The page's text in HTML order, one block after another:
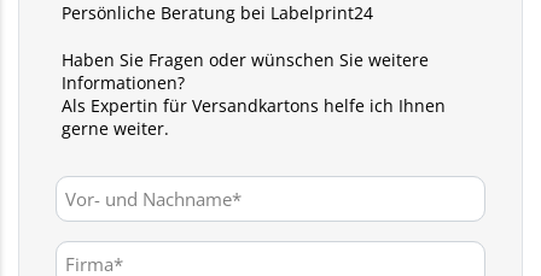
Persönliche Beratung bei Labelprint24
Haben Sie Fragen oder wünschen Sie weitere
Informationen?
Als Expertin für Versandkartons helfe ich Ihnen
gerne weiter.